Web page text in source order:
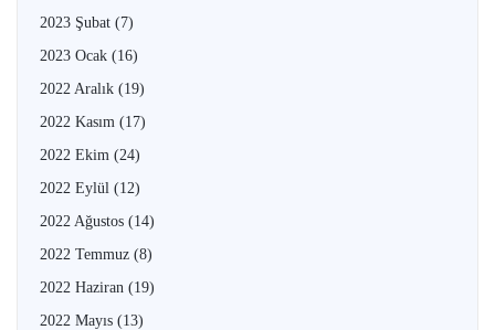
2023 Şubat (7)
2023 Ocak (16)
2022 Aralık (19)
2022 Kasım (17)
2022 Ekim (24)
2022 Eylül (12)
2022 Ağustos (14)
2022 Temmuz (8)
2022 Haziran (19)
2022 Mayıs (13)